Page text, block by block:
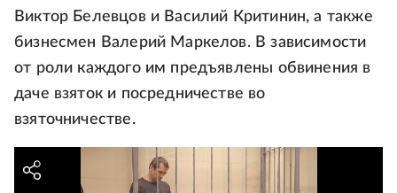
Виктор Белевцов и Василий Критинин, а также
бизнесмен Валерий Маркелов. В зависимости
от роли каждого им предъявлены обвинения в
даче взяток и посредничестве во
взяточничестве.